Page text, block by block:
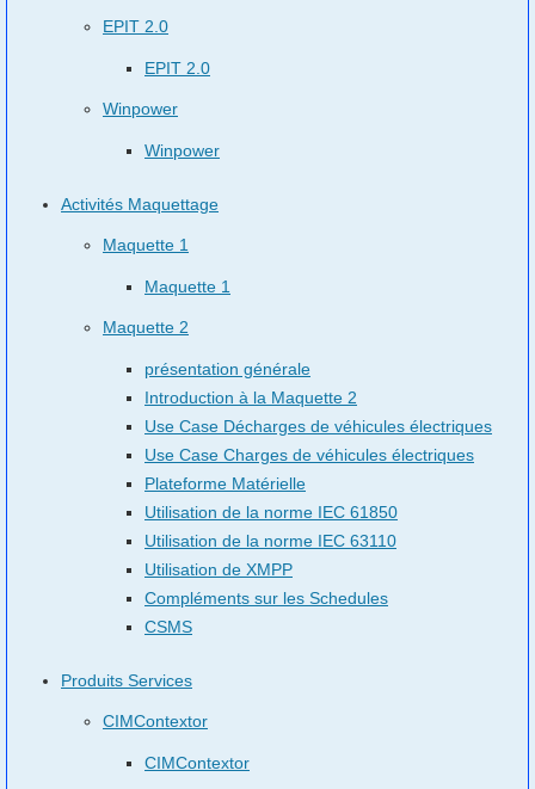
EPIT 2.0
EPIT 2.0
Winpower
Winpower
Activités Maquettage
Maquette 1
Maquette 1
Maquette 2
présentation générale
Introduction à la Maquette 2
Use Case Décharges de véhicules électriques
Use Case Charges de véhicules électriques
Plateforme Matérielle
Utilisation de la norme IEC 61850
Utilisation de la norme IEC 63110
Utilisation de XMPP
Compléments sur les Schedules
CSMS
Produits Services
CIMContextor
CIMContextor